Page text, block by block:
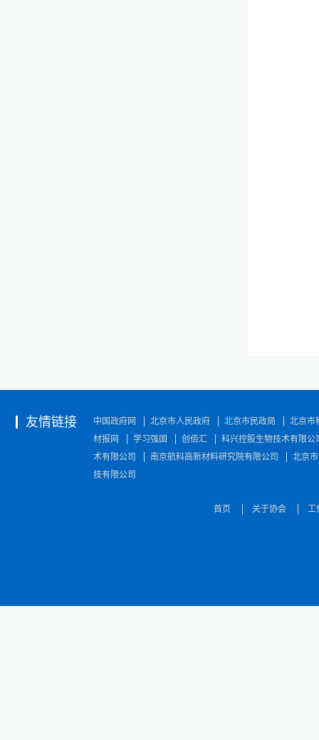
友情链接 中国政府网 北京市人民政府 北京市民政局
北京市
材报网
学习强国 创佰汇
科兴控股生物技术有限公
术有限公司
南京航科高新材料研究院有限公司
北京
技有限公司
首页 关于协会 工